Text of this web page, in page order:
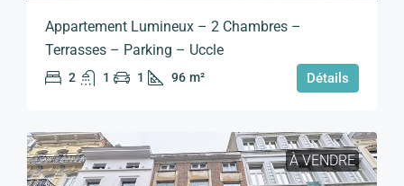
Appartement Lumineux – 2 Chambres –
Terrasses – Parking – Uccle
2 1 1 96 m² Détails
À VENDRE